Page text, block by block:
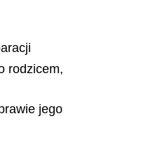
rodzicem,
jego